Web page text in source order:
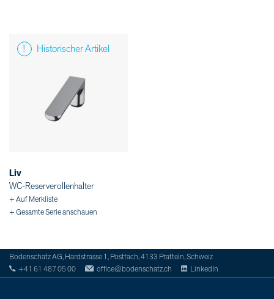
Historischer Artikel
Liv
WC-Reserverollenhalter
+ Auf Merkliste
+ Gesamte Serie anschauen
Bodenschatz AG, Hardstrasse 1, Postfach, 4133 Pratteln, Schweiz
+41 61 487 05 00
office@bodenschatz.ch LinkedIn